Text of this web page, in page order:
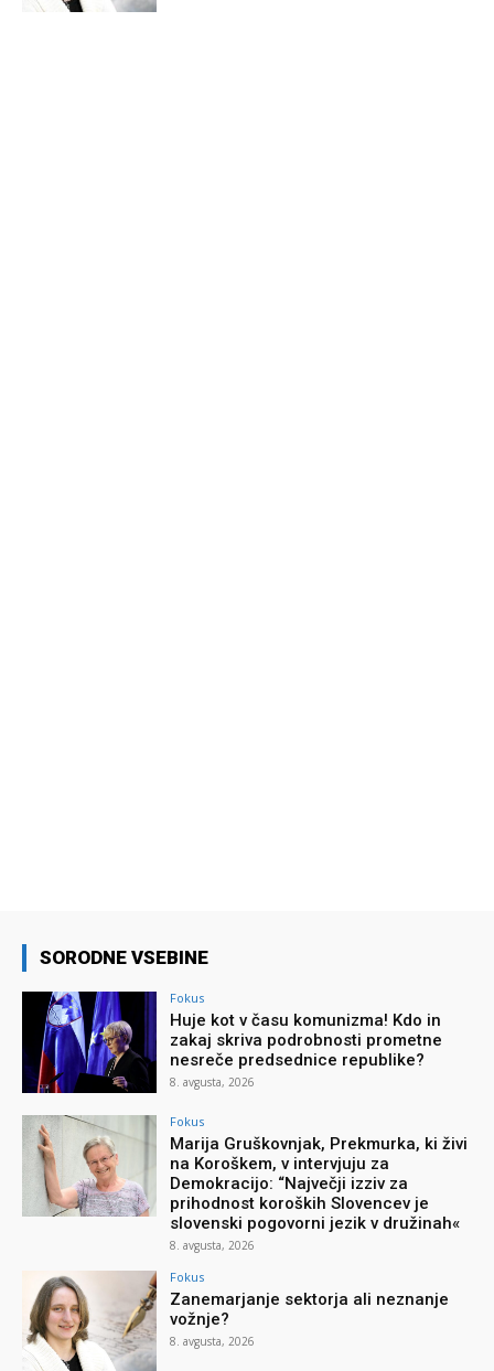
SORODNE VSEBINE
Fokus
Huje kot v času komunizma! Kdo in
zakaj skriva podrobnosti prometne
nesreče predsednice republike?
8. avgusta, 2026
Fokus
Marija Gruškovnjak, Prekmurka, ki živi
na Koroškem, v intervjuju za
Demokracijo: “Največji izziv za
prihodnost koroških Slovencev je
slovenski pogovorni jezik v družinah«
8. avgusta, 2026
Fokus
Zanemarjanje sektorja ali neznanje
vožnje?
8. avgusta, 2026